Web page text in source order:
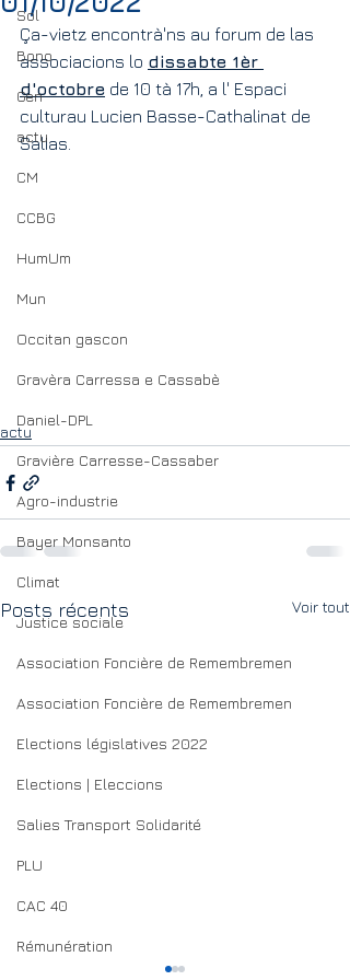
Sol
Bono
Gen
actu
CM
CCBG
HumUm
Mun
Occitan gascon
Gravèra Carressa e Cassabè
Daniel-DPL
Gravière Carresse-Cassaber
Agro-industrie
Bayer Monsanto
Climat
Justice sociale
Association Foncière de Remembremen
Association Foncière de Remembremen
Elections législatives 2022
Elections | Eleccions
Salies Transport Solidarité
PLU
CAC 40
Rémunération
Ça-vietz encontrà'ns au forum de las
associacions lo dissabte 1èr
d'octobre de 10 tà 17h, a l' Espaci
culturau Lucien Basse-Cathalinat de
Salias.
actu
Posts récents Voir tout